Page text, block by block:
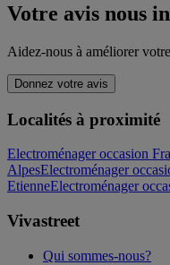
Votre avis nous
Aidez-nous à améliorer
Donnez votre avis
Localités à proximité
Electroménager occasion
AlpesElectroménager
EtienneElectroménager
Vivastreet
Qui sommes-nous?